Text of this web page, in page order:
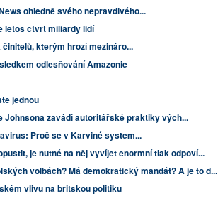
ohledně svého nepravdivého...
letos čtvrt miliardy lidí
kterým hrozí mezináro...
odlesňování Amazonie
jednou
Johnsona zavádí autoritářské praktiky vých...
Proč se v Karviné system...
je nutné na něj vyvíjet enormní tlak odpoví...
volbách? Má demokratický mandát? A je to d...
vlivu na britskou politiku